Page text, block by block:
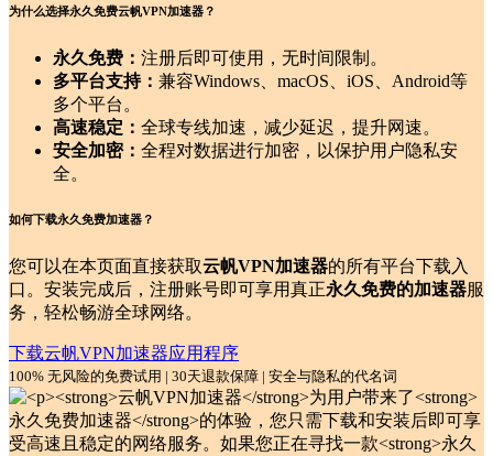
为什么选择永久免费云帆VPN加速器？
永久免费： 注册后即可使用，无时间限制。
多平台支持： 兼容Windows、macOS、iOS、Android等
多个平台。
高速稳定： 全球专线加速，减少延迟，提升网速。
安全加密： 全程对数据进行加密，以保护用户隐私安
全。
如何下载永久免费加速器？
您可以在本页面直接获取云帆VPN加速器的所有平台下载入
口。安装完成后，注册账号即可享用真正永久免费的加速器服
务，轻松畅游全球网络。
下载云帆VPN加速器应用程序
100% 无风险的免费试用 | 30天退款保障 | 安全与隐私的代名词